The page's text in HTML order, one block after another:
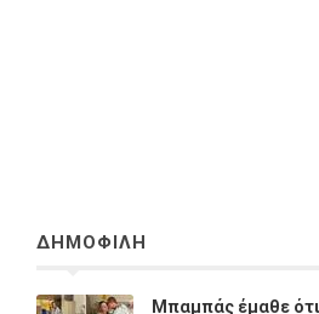
ΔΗΜΟΦΙΛΗ
Μπαμπάς έμαθε